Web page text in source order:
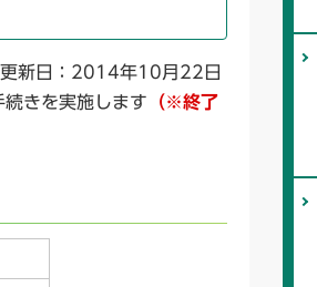
更新日：2014年10月22日
きを実施します （※終了